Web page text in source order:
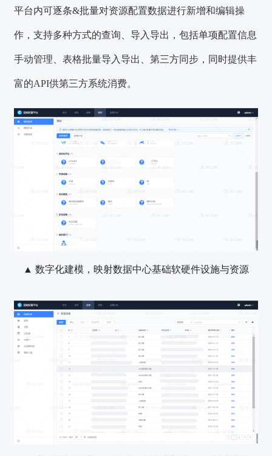
平台内可逐条&批量对资源配置数据进行新增和编辑操
作，支持多种方式的查询、导入导出，包括单项配置信息
手动管理、表格批量导入导出、第三方同步，同时提供丰
富的API供第三方系统消费。
▲ 数字化建模，映射数据中心基础软硬件设施与资源